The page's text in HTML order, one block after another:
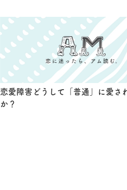
恋愛障害どうして「普通」に愛さ
か？